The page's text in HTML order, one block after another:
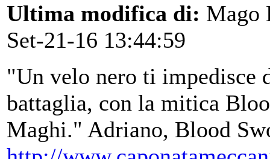
Ultima modifica di: Mago
Set-21-16 13:44:59
"Un velo nero ti impedisce
battaglia, con la mitica
Maghi." Adriano, Blood